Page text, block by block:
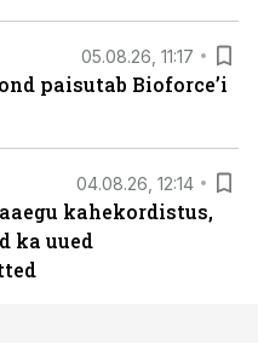
05.08.26, 11:17
paisutab Bioforce’i
04.08.26, 12:14
kahekordistus,
ka uued